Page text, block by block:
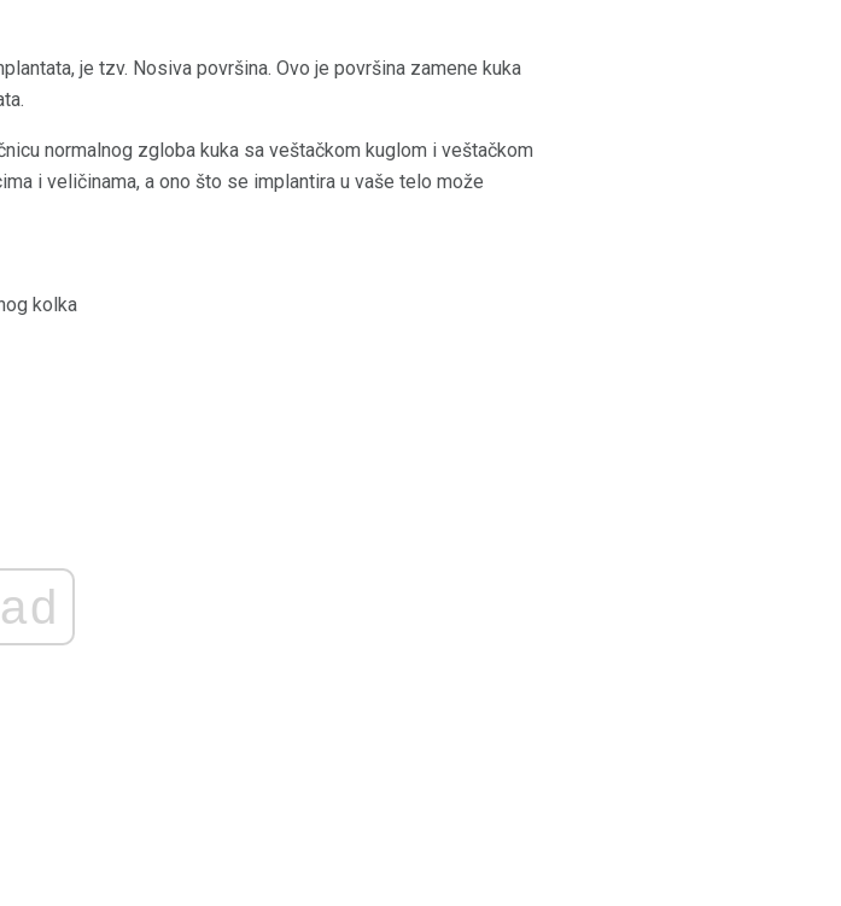
je tzv. Nosiva površina. Ovo je površina zamene kuka
normalnog zgloba kuka sa veštačkom kuglom i veštačkom
i veličinama, a ono što se implantira u vaše telo može
kolka
ad